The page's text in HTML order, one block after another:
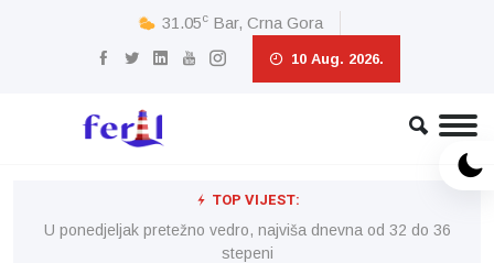
31.05c Bar, Crna Gora
10 Aug. 2026.
TOP VIJEST:
U ponedjeljak pretežno vedro, najviša dnevna od 32 do 36
stepeni